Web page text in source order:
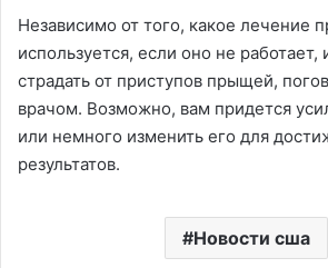
Независимо от того, какое лечение
используется, если оно не
страдать от приступов прыщей,
врачом. Возможно, вам придется
или немного изменить его для
результатов.
Новости сша